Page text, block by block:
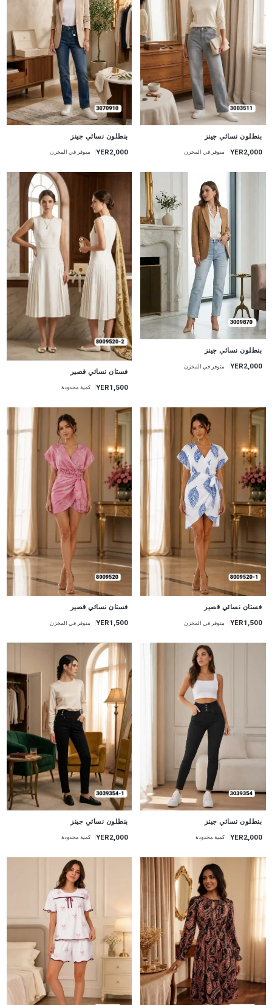
بنطلون نسائي جينز
YER2,000 متوفر في المخزن
بنطلون نسائي جينز
YER2,000 متوفر في المخزن
جديد
بنطلون نسائي جينز
YER2,000 متوفر في المخزن
فستان نسائي قصير
YER1,500 كمية محدودة
جديد
فستان نسائي قصير
YER1,500 متوفر في المخزن
جديد
فستان نسائي قصير
YER1,500 متوفر في المخزن
بنطلون نسائي جينز
YER2,000 كمية محدودة
بنطلون نسائي جينز
YER2,000 كمية محدودة